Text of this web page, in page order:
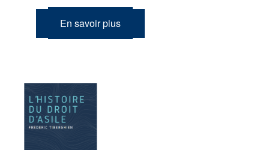
En savoir plus